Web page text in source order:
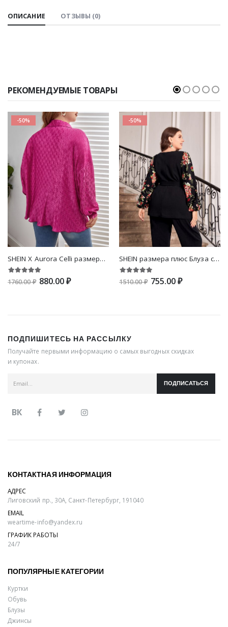
ОПИСАНИЕ ОТЗЫВЫ (0)
РЕКОМЕНДУЕМЫЕ ТОВАРЫ
-50%
SHEIN X Aurora Celli размера плюс Рубашка со спущенным плечом на пуговицах
1760.00 ₽ 880.00 ₽
-50%
SHEIN размера плюс Блуза с цветочным принтом с рукавами-фонариками с поясом
1510.00 ₽ 755.00 ₽
ПОДПИШИТЕСЬ НА РАССЫЛКУ
Получайте первыми информацию о самых выгодных скидках
и купонах.
ПОДПИСАТЬСЯ
ВК
КОНТАКТНАЯ ИНФОРМАЦИЯ
АДРЕС
Лиговский пр., 30А, Санкт-Петербург, 191040
EMAIL
weartime-info@yandex.ru
ГРАФИК РАБОТЫ
24/7
ПОПУЛЯРНЫЕ КАТЕГОРИИ
Куртки
Обувь
Блузы
Джинсы